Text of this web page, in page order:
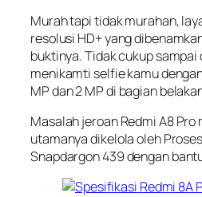
Murah tapi tidak murahan,
resolusi HD+ yang
buktinya. Tidak cukup sampai
menikamti selfie kamu
MP dan 2 MP di bagian
Masalah jeroan Redmi A8
utamanya dikelola oleh
Snapdargon 439 dengan